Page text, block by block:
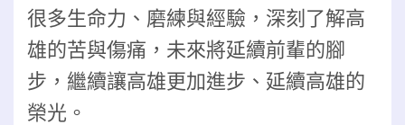
很多生命力、磨練與經驗，深刻了解高
雄的苦與傷痛，未來將延續前輩的腳
步，繼續讓高雄更加進步、延續高雄的
榮光。